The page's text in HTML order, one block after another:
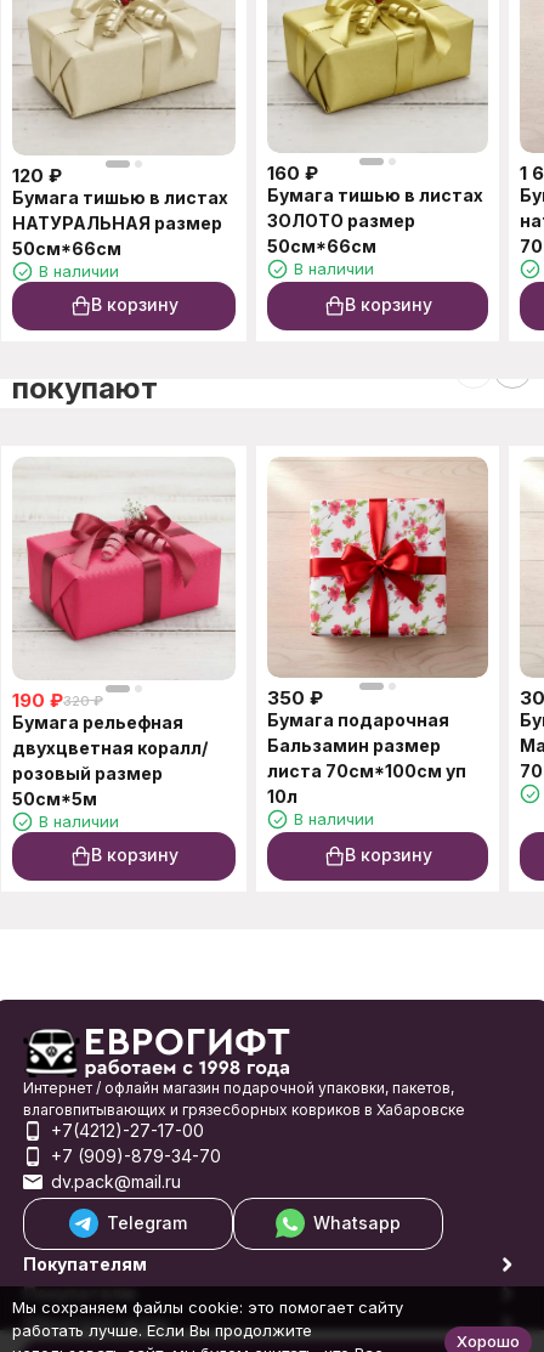
120 ₽
Бумага тишью в листах
НАТУРАЛЬНАЯ размер
50см*66см
В наличии
В корзину
160 ₽
Бумага тишью в листах
ЗОЛОТО размер
50см*66см
В наличии
В корзину
1
покупают
190 ₽320 ₽
Бумага рельефная
двухцветная коралл/
розовый размер
50см*5м
В наличии
В корзину
350 ₽
Бумага подарочная
Бальзамин размер
листа 70см*100см уп
10л
В наличии
В корзину
Интернет / офлайн магазин подарочной упаковки, пакетов,
влаговпитывающих и грязесборных ковриков в Хабаровске
+7(4212)-27-17-00
+7 (909)-879-34-70
dv.pack@mail.ru
Telegram
Whatsapp
Покупателям
Покупателю
Обратная связь
© 1998-2026 Еврогифт
Мы сохраняем файлы cookie: это помогает сайту
работать лучше. Если Вы продолжите
Хорошо